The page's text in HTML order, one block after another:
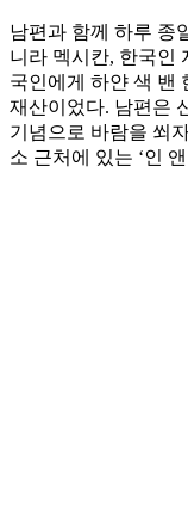
남편과 함께 하루 종
니라 멕시칸, 한국인
국인에게 하얀 색 밴
재산이었다. 남편은
기념으로 바람을 쐬
소 근처에 있는 ‘인